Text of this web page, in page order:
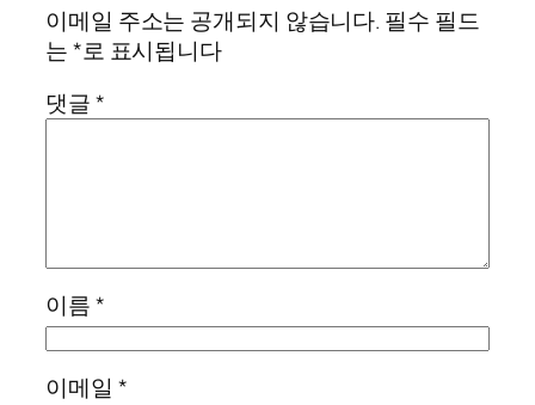
이메일 주소는 공개되지 않습니다. 필수 필드
는*로 표시됩니다
댓글*
이름*
이메일 *